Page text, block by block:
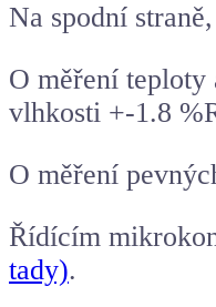
Na spodní
O měření teploty
vlhkosti +-1.8
O měření
Řídícím
tady).